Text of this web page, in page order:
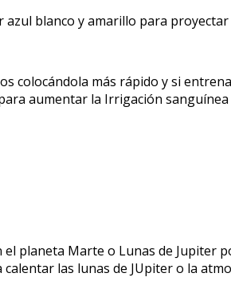
azul blanco y amarillo para
colocándola más rápido y si
aumentar la Irrigación sanguínea
planeta Marte o Lunas de Jupiter
las lunas de JUpiter o la